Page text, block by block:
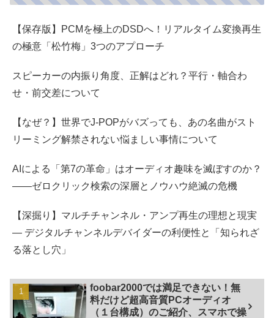
【保存版】PCMを極上のDSDへ！リアルタイム変換再生
の極意「松竹梅」3つのアプローチ
スピーカーの内振り角度、正解はどれ？平行・軸合わ
せ・前交差について
【なぜ？】世界でJ-POPがバズっても、あの名曲がスト
リーミング解禁されない悩ましい事情について
AIによる「第7の革命」はオーディオ趣味を滅ぼすのか？
――ゼロクリック検索の深層とノウハウ絶滅の危機
【深掘り】マルチチャンネル・アンプ再生の理想と現実
— デジタルチャンネルデバイダーの利便性と「知られざ
る落とし穴」
foobar2000では満足できない！無
料だけど超高音質PCオーディオ
（１台構成）のご紹介、スマホで操